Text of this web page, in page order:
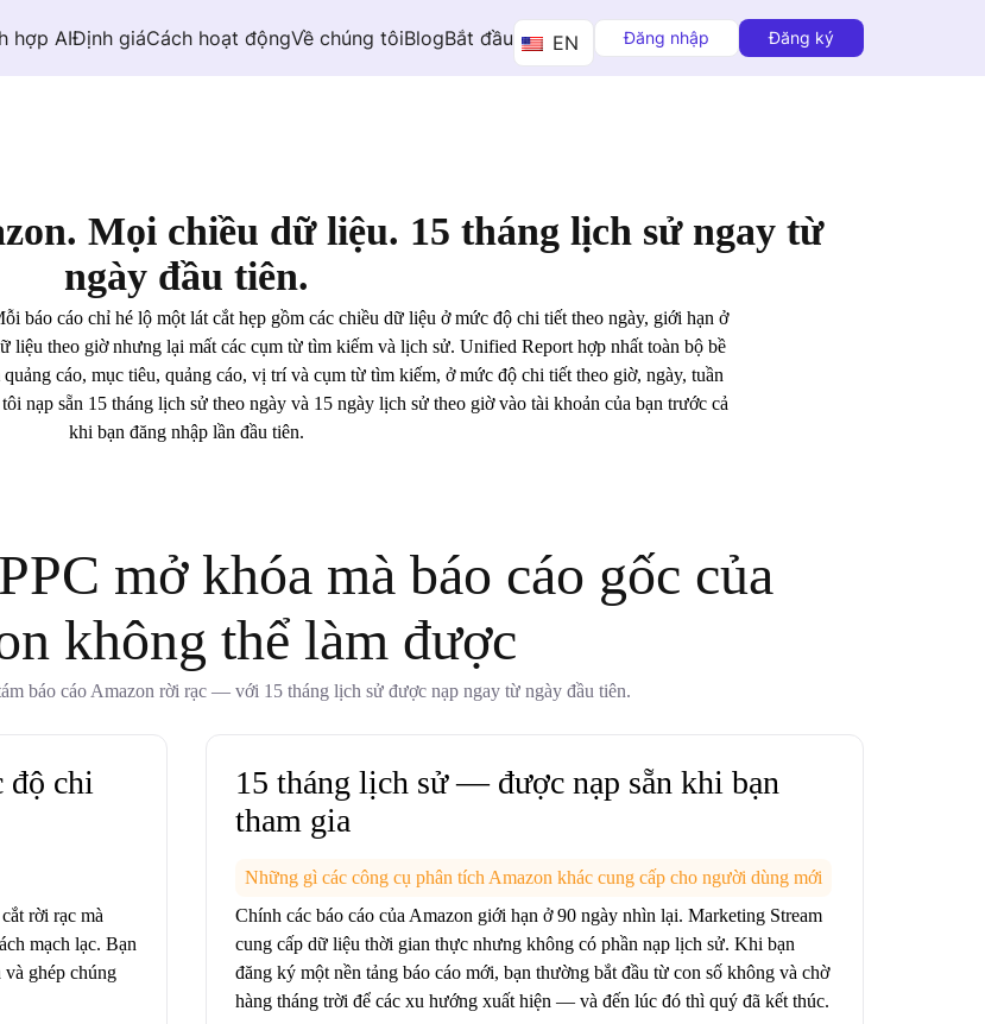
hợp AIĐịnh giáCách hoạt độngVề chúng tôiBlogBắt đầu EN Đăng nhập Đăng ký
Mọi chiều dữ liệu. 15 tháng lịch sử ngay từ
ngày đầu tiên.
báo cáo chỉ hé lộ một lát cắt hẹp gồm các chiều dữ liệu ở mức độ chi tiết theo ngày, giới hạn ở
liệu theo giờ nhưng lại mất các cụm từ tìm kiếm và lịch sử. Unified Report hợp nhất toàn bộ bề
cáo, mục tiêu, quảng cáo, vị trí và cụm từ tìm kiếm, ở mức độ chi tiết theo giờ, ngày, tuần
nạp sẵn 15 tháng lịch sử theo ngày và 15 ngày lịch sử theo giờ vào tài khoản của bạn trước cả
khi bạn đăng nhập lần đầu tiên.
mở khóa mà báo cáo gốc của
không thể làm được
báo cáo Amazon rời rạc — với 15 tháng lịch sử được nạp ngay từ ngày đầu tiên.
độ chi
rời rạc mà
mạch lạc. Bạn
và ghép chúng
15 tháng lịch sử — được nạp sẵn khi bạn
tham gia
Những gì các công cụ phân tích Amazon khác cung cấp cho người dùng mới
Chính các báo cáo của Amazon giới hạn ở 90 ngày nhìn lại. Marketing Stream
cung cấp dữ liệu thời gian thực nhưng không có phần nạp lịch sử. Khi bạn
đăng ký một nền tảng báo cáo mới, bạn thường bắt đầu từ con số không và chờ
hàng tháng trời để các xu hướng xuất hiện — và đến lúc đó thì quý đã kết thúc.